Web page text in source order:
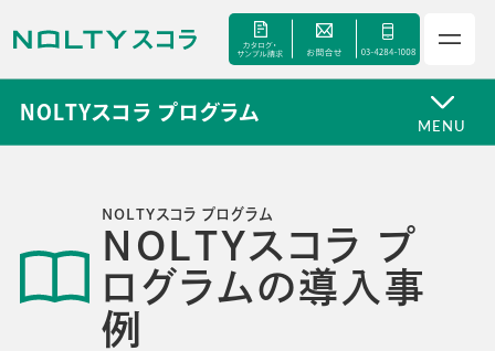
サービス
セミナー
NOLTYスコラ プログラム
MENU
NOLTYスコラ プ
ログラムの導入事
例
NOLTYスコラ プログラム